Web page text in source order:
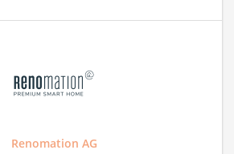
Renomation AG